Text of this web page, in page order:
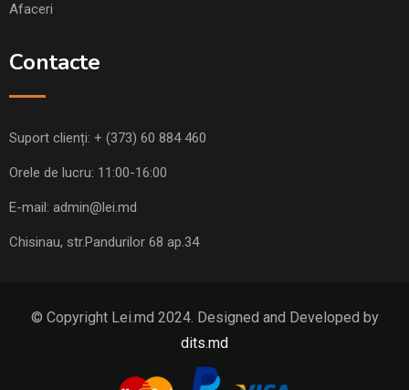
Afaceri
Contacte
Suport clienți: + (373) 60 884 460
Orele de lucru: 11:00-16:00
E-mail: admin@lei.md
Chisinau, str.Pandurilor 68 ap.34
© Copyright Lei.md 2024. Designed and Developed by
dits.md